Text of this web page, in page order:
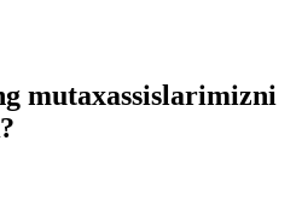
mutaxassislarimizni